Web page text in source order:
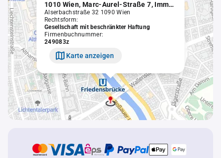
1010 Wien, Marc-Aurel-Straße 7, Immobilientreuhand GmbH in Liqu.
Alserbachstraße 32 1090 Wien
Rechtsform:
Gesellschaft mit beschränkter Haftung
Firmenbuchnummer:
249083z
Karte anzeigen